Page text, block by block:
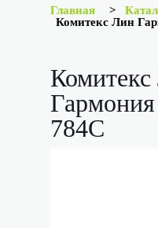
Главная >
Комитекс Лин
784С